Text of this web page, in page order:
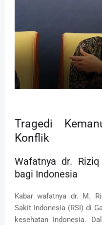
Tragedi
Konflik
Wafatnya dr.
bagi Indonesia
Kabar wafatnya dr. M.
Sakit Indonesia (RSI) di
kesehatan Indonesia.